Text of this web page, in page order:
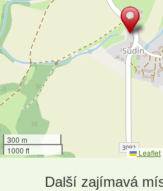
300 m
1000 ft
Leaflet
Další zajímavá